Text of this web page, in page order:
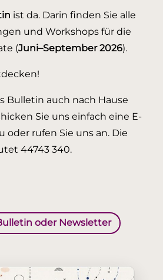
ist da. Darin finden Sie alle
und Workshops für die
(Juni–September 2026).
Bulletin auch nach Hause
Sie uns einfach eine E-
oder rufen Sie uns an. Die
44743 340.
oder Newsletter